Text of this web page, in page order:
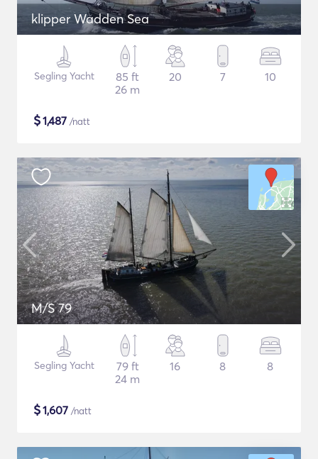
klipper Wadden Sea
Segling Yacht
85 ft
26 m
20 7 10
$1,487 /natt
M/S 79
Segling Yacht
79 ft
24 m
16 8 8
$1,607 /natt